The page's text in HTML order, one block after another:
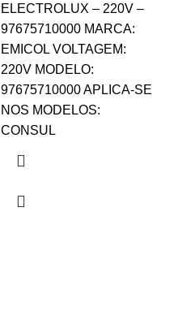
ELECTROLUX – 220V –
97675710000 MARCA:
EMICOL VOLTAGEM:
220V MODELO:
97675710000 APLICA-SE
NOS MODELOS:
CONSUL